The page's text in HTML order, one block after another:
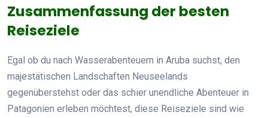
Zusammenfassung der besten
Reiseziele
Egal ob du nach Wasserabenteuern in Aruba suchst, den
majestätischen Landschaften Neuseelands
gegenüberstehst oder das schier unendliche Abenteuer in
Patagonien erleben möchtest, diese Reiseziele sind wie